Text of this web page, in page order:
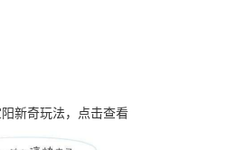
新奇玩法，点击查看